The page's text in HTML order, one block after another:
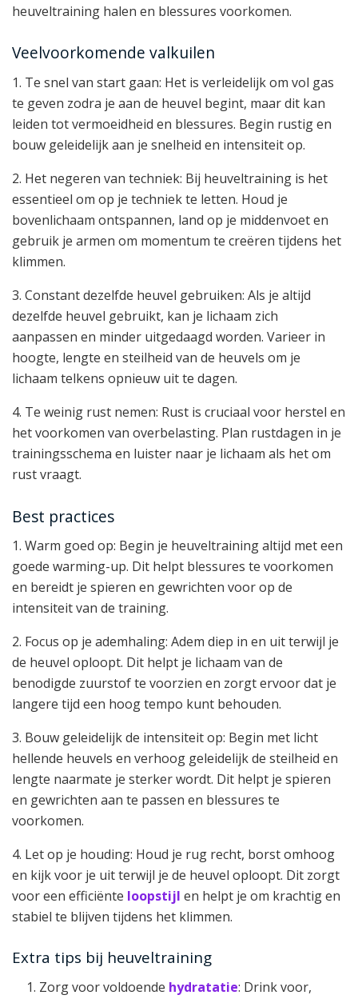
heuveltraining halen en blessures voorkomen.
Veelvoorkomende valkuilen
1. Te snel van start gaan: Het is verleidelijk om vol gas
te geven zodra je aan de heuvel begint, maar dit kan
leiden tot vermoeidheid en blessures. Begin rustig en
bouw geleidelijk aan je snelheid en intensiteit op.
2. Het negeren van techniek: Bij heuveltraining is het
essentieel om op je techniek te letten. Houd je
bovenlichaam ontspannen, land op je middenvoet en
gebruik je armen om momentum te creëren tijdens het
klimmen.
3. Constant dezelfde heuvel gebruiken: Als je altijd
dezelfde heuvel gebruikt, kan je lichaam zich
aanpassen en minder uitgedaagd worden. Varieer in
hoogte, lengte en steilheid van de heuvels om je
lichaam telkens opnieuw uit te dagen.
4. Te weinig rust nemen: Rust is cruciaal voor herstel en
het voorkomen van overbelasting. Plan rustdagen in je
trainingsschema en luister naar je lichaam als het om
rust vraagt.
Best practices
1. Warm goed op: Begin je heuveltraining altijd met een
goede warming-up. Dit helpt blessures te voorkomen
en bereidt je spieren en gewrichten voor op de
intensiteit van de training.
2. Focus op je ademhaling: Adem diep in en uit terwijl je
de heuvel oploopt. Dit helpt je lichaam van de
benodigde zuurstof te voorzien en zorgt ervoor dat je
langere tijd een hoog tempo kunt behouden.
3. Bouw geleidelijk de intensiteit op: Begin met licht
hellende heuvels en verhoog geleidelijk de steilheid en
lengte naarmate je sterker wordt. Dit helpt je spieren
en gewrichten aan te passen en blessures te
voorkomen.
4. Let op je houding: Houd je rug recht, borst omhoog
en kijk voor je uit terwijl je de heuvel oploopt. Dit zorgt
voor een efficiënte loopstijl en helpt je om krachtig en
stabiel te blijven tijdens het klimmen.
Extra tips bij heuveltraining
Zorg voor voldoende hydratatie: Drink voor,